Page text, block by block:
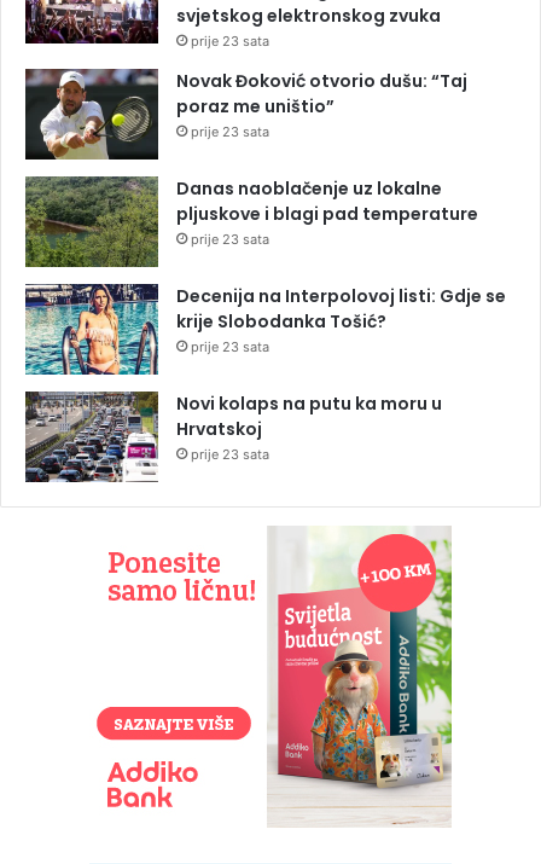
svjetskog elektronskog zvuka
prije 23 sata
Novak Đoković otvorio dušu: “Taj
poraz me uništio”
prije 23 sata
Danas naoblačenje uz lokalne
pljuskove i blagi pad temperature
prije 23 sata
Decenija na Interpolovoj listi: Gdje se
krije Slobodanka Tošić?
prije 23 sata
Novi kolaps na putu ka moru u
Hrvatskoj
prije 23 sata